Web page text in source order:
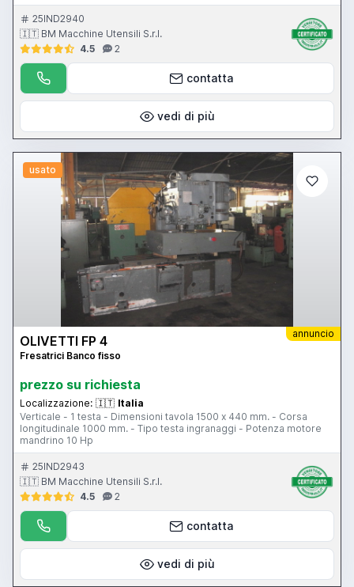
25IND2940
🇮🇹 BM Macchine Utensili S.r.l.
4.5
2
contatta
vedi di più
usato
annuncio
OLIVETTI FP 4
Fresatrici Banco fisso
prezzo su richiesta
Localizzazione: 🇮🇹 Italia
Verticale - 1 testa - Dimensioni tavola 1500 x 440 mm. - Corsa
longitudinale 1000 mm. - Tipo testa ingranaggi - Potenza motore
mandrino 10 Hp
25IND2943
🇮🇹 BM Macchine Utensili S.r.l.
4.5
2
contatta
vedi di più